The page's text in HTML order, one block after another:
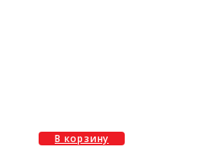
В корзину